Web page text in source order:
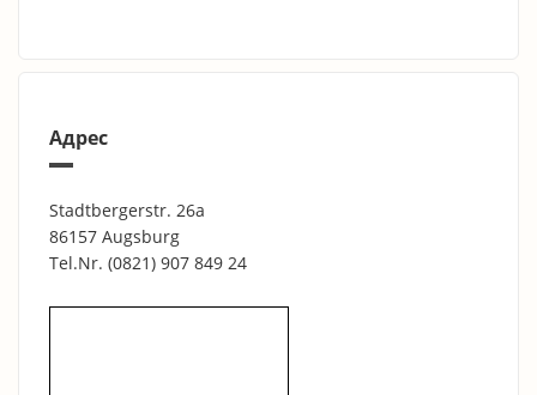
Адрес
Stadtbergerstr. 26a
86157 Augsburg
Tel.Nr. (0821) 907 849 24